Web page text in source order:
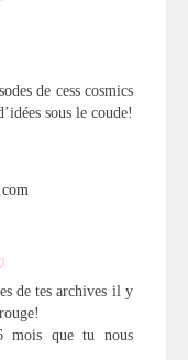
de cess cosmics
sous le coude!
de tes archives il y
mois que tu nous